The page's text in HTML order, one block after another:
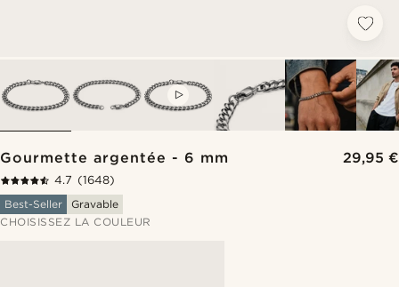
Gourmette argentée - 6 mm 29,95 €
4.7 (1648)
Best-Seller
Gravable
CHOISISSEZ LA COULEUR